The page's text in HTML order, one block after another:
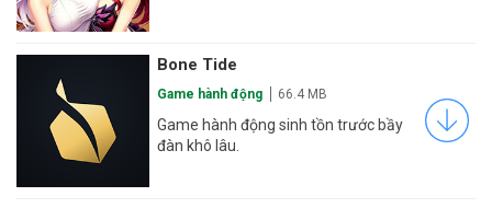
Bone Tide
Game hành động 66.4 MB
Game hành động sinh tồn trước bầy
đàn khô lâu.